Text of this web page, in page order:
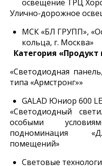
освещение ТРЦ
Улично-дорожное
МСК «БЛ ГРУПП»,
кольца, г. Москва»
Категория «Продукт
«Светодиодная
типа «Армстронг»»
GALAD Юниор 600
«Светодиодный
особыми
подноминация
помещений»
Световые